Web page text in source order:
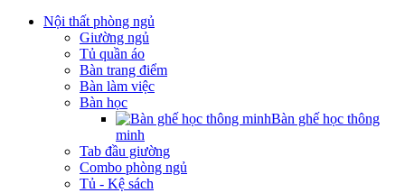
Nội thất phòng ngủ
Giường ngủ
Tủ quần áo
Bàn trang điểm
Bàn làm việc
Bàn học
Bàn ghế học thông
minh
Tab đầu giường
Combo phòng ngủ
Tủ - Kệ sách